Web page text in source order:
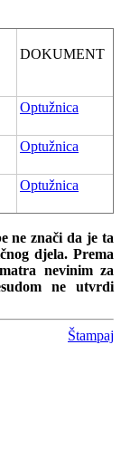
DOKUMENT
Optužnica
Optužnica
Optužnica
ne znači da je ta
djela. Prema
nevinim za
ne utvrdi
Štampaj